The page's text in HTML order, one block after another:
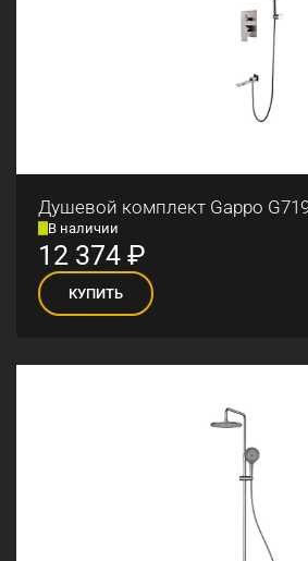
Душевой комплект Gappo
В наличии
12 374₽
КУПИТЬ